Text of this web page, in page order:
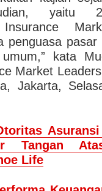
yaitu
Insurance
penguasa pasar
kata
Market
Jakarta,
Tangan
Life